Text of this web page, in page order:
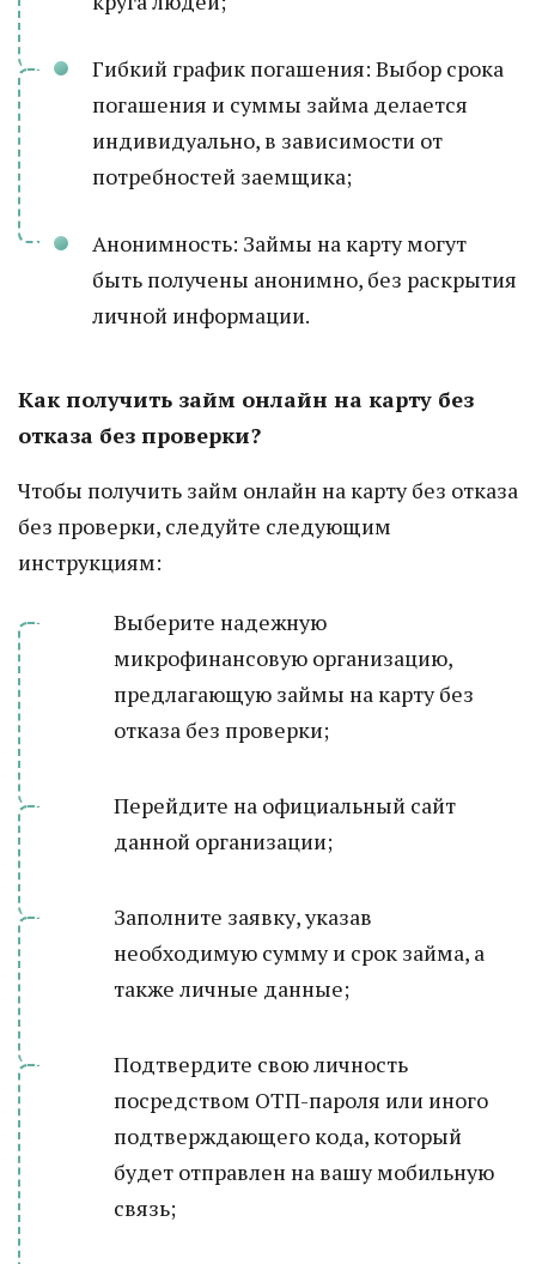
Гибкий график погашения: Выбор срока
погашения и суммы займа делается
индивидуально, в зависимости от
потребностей заемщика;
Анонимность: Займы на карту могут
быть получены анонимно, без раскрытия
личной информации.
Как получить займ онлайн на карту без
отказа без проверки?
Чтобы получить займ онлайн на карту без отказа
без проверки, следуйте следующим
инструкциям:
Выберите надежную
микрофинансовую организацию,
предлагающую займы на карту без
отказа без проверки;
Перейдите на официальный сайт
данной организации;
Заполните заявку, указав
необходимую сумму и срок займа, а
также личные данные;
Подтвердите свою личность
посредством ОТП-пароля или иного
подтверждающего кода, который
будет отправлен на вашу мобильную
связь;